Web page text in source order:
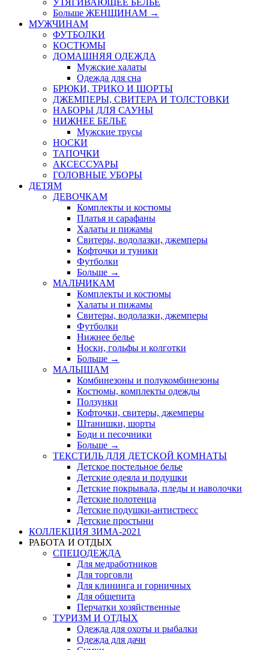
УТЯГИВАЮЩЕЕ БЕЛЬЕ
Больше ЖЕНЩИНАМ →
МУЖЧИНАМ
ФУТБОЛКИ
КОСТЮМЫ
ДОМАШНЯЯ ОДЕЖДА
Мужские халаты
Одежда для сна
БРЮКИ, ТРИКО И ШОРТЫ
ДЖЕМПЕРЫ, СВИТЕРА И ТОЛСТОВКИ
НАБОРЫ ДЛЯ САУНЫ
НИЖНЕЕ БЕЛЬЕ
Мужские трусы
НОСКИ
ТАПОЧКИ
АКСЕССУАРЫ
ГОЛОВНЫЕ УБОРЫ
ДЕТЯМ
ДЕВОЧКАМ
Комплекты и костюмы
Платья и сарафаны
Халаты и пижамы
Свитеры, водолазки, джемперы
Кофточки и туники
Футболки
Больше →
МАЛЬЧИКАМ
Комплекты и костюмы
Халаты и пижамы
Свитеры, водолазки, джемперы
Футболки
Нижнее белье
Носки, гольфы и колготки
Больше →
МАЛЫШАМ
Комбинезоны и полукомбинезоны
Костюмы, комплекты одежды
Ползунки
Кофточки, свитеры, джемперы
Штанишки, шорты
Боди и песочники
Больше →
ТЕКСТИЛЬ ДЛЯ ДЕТСКОЙ КОМНАТЫ
Детское постельное белье
Детские одеяла и подушки
Детские покрывала, пледы и наволочки
Детские полотенца
Детские подушки-антистресс
Детские простыни
КОЛЛЕКЦИЯ ЗИМА-2021
РАБОТА И ОТДЫХ
СПЕЦОДЕЖДА
Для медработников
Для торговли
Для клининга и горничных
Для общепита
Перчатки хозяйственные
ТУРИЗМ И ОТДЫХ
Одежда для охоты и рыбалки
Одежда для дачи